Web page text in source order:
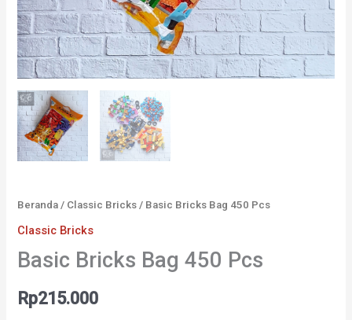
Beranda / Classic Bricks / Basic Bricks Bag 450 Pcs
Classic Bricks
Basic Bricks Bag 450 Pcs
Rp215.000